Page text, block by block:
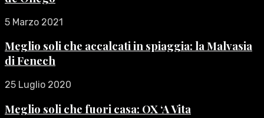
5 Marzo 2021
Meglio soli che accalcati in spiaggia: la Malvasia
di Fenech
25 Luglio 2020
Meglio soli che fuori casa: OX ‘A Vita